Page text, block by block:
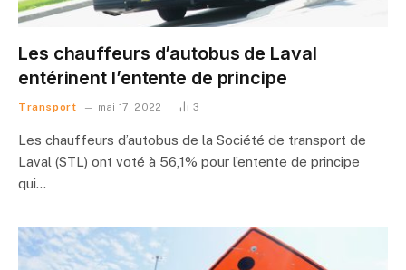
Les chauffeurs d’autobus de Laval
entérinent l’entente de principe
Transport mai 17, 2022 3
Les chauffeurs d’autobus de la Société de transport de
Laval (STL) ont voté à 56,1% pour l’entente de principe
qui…